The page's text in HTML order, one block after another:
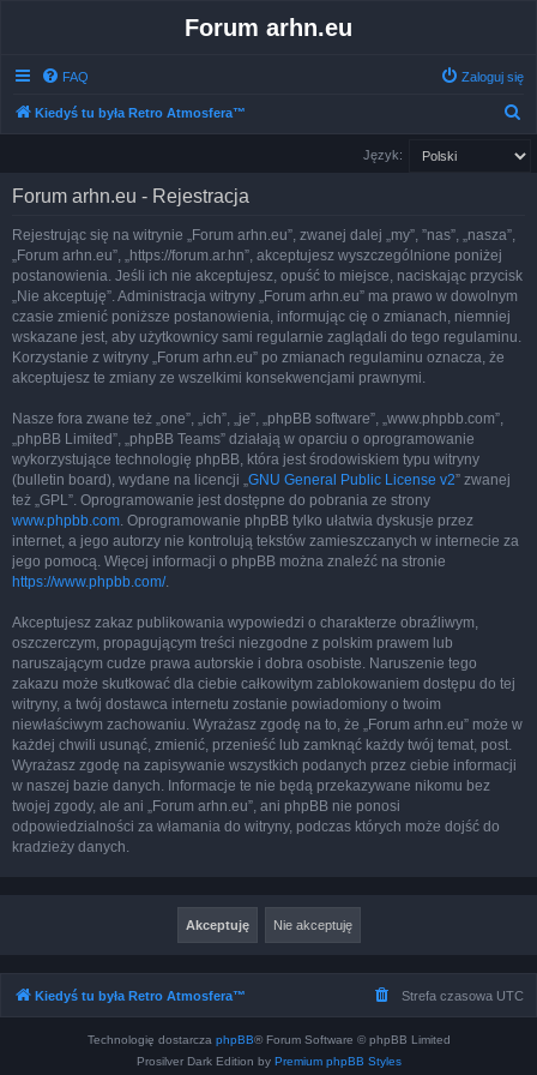
Forum arhn.eu
FAQ Zaloguj się
Kiedyś tu była Retro Atmosfera™
Język:
Forum arhn.eu - Rejestracja
Rejestrując się na witrynie „Forum arhn.eu”, zwanej dalej „my”, ”nas”, „nasza”,
„Forum arhn.eu”, „https://forum.ar.hn”, akceptujesz wyszczególnione poniżej
postanowienia. Jeśli ich nie akceptujesz, opuść to miejsce, naciskając przycisk
„Nie akceptuję”. Administracja witryny „Forum arhn.eu” ma prawo w dowolnym
czasie zmienić poniższe postanowienia, informując cię o zmianach, niemniej
wskazane jest, aby użytkownicy sami regularnie zaglądali do tego regulaminu.
Korzystanie z witryny „Forum arhn.eu” po zmianach regulaminu oznacza, że
akceptujesz te zmiany ze wszelkimi konsekwencjami prawnymi.
Nasze fora zwane też „one”, „ich”, „je”, „phpBB software”, „www.phpbb.com”,
„phpBB Limited”, „phpBB Teams” działają w oparciu o oprogramowanie
wykorzystujące technologię phpBB, która jest środowiskiem typu witryny
(bulletin board), wydane na licencji „GNU General Public License v2” zwanej
też „GPL”. Oprogramowanie jest dostępne do pobrania ze strony
www.phpbb.com. Oprogramowanie phpBB tylko ułatwia dyskusje przez
internet, a jego autorzy nie kontrolują tekstów zamieszczanych w internecie za
jego pomocą. Więcej informacji o phpBB można znaleźć na stronie
https://www.phpbb.com/.
Akceptujesz zakaz publikowania wypowiedzi o charakterze obraźliwym,
oszczerczym, propagującym treści niezgodne z polskim prawem lub
naruszającym cudze prawa autorskie i dobra osobiste. Naruszenie tego
zakazu może skutkować dla ciebie całkowitym zablokowaniem dostępu do tej
witryny, a twój dostawca internetu zostanie powiadomiony o twoim
niewłaściwym zachowaniu. Wyrażasz zgodę na to, że „Forum arhn.eu” może w
każdej chwili usunąć, zmienić, przenieść lub zamknąć każdy twój temat, post.
Wyrażasz zgodę na zapisywanie wszystkich podanych przez ciebie informacji
w naszej bazie danych. Informacje te nie będą przekazywane nikomu bez
twojej zgody, ale ani „Forum arhn.eu”, ani phpBB nie ponosi
odpowiedzialności za włamania do witryny, podczas których może dojść do
kradzieży danych.
Kiedyś tu była Retro Atmosfera™ Strefa czasowa UTC
Technologię dostarcza phpBB® Forum Software © phpBB Limited
Prosilver Dark Edition by Premium phpBB Styles